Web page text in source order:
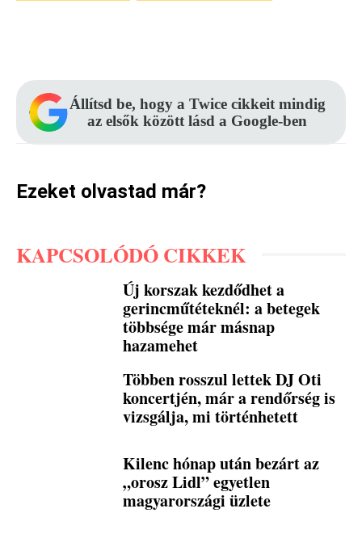
Állítsd be, hogy a Twice cikkeit mindig
az elsők között lásd a Google-ben
Ezeket olvastad már?
KAPCSOLÓDÓ CIKKEK
Új korszak kezdődhet a
gerincműtéteknél: a betegek
többsége már másnap
hazamehet
Többen rosszul lettek DJ Oti
koncertjén, már a rendőrség is
vizsgálja, mi történhetett
Kilenc hónap után bezárt az
„orosz Lidl” egyetlen
magyarországi üzlete